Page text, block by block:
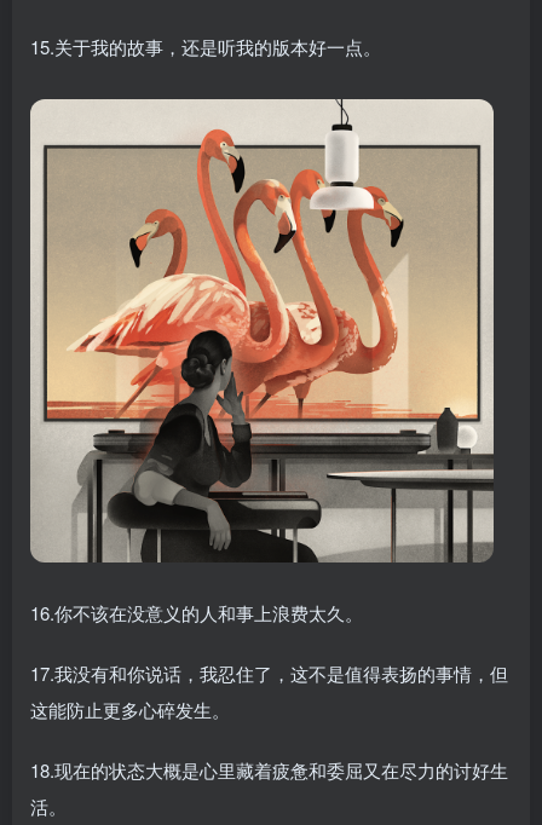
15.关于我的故事，还是听我的版本好一点。
16.你不该在没意义的人和事上浪费太久。
17.我没有和你说话，我忍住了，这不是值得表扬的事情，但
这能防止更多心碎发生。
18.现在的状态大概是心里藏着疲惫和委屈又在尽力的讨好生
活。